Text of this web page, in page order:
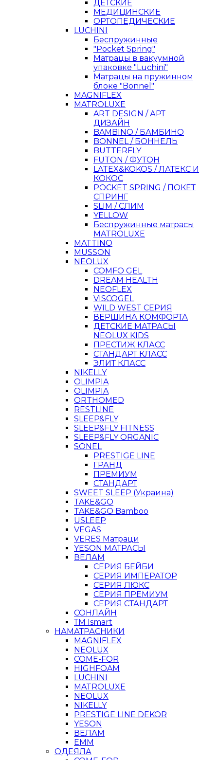
ДЕТСКИЕ
МЕДИЦИНСКИЕ
ОРТОПЕДИЧЕСКИЕ
LUCHINI
Беспружинные
"Pocket Spring"
Матрацы в вакуумной
упаковке "Luchini"
Матрацы на пружинном
блоке "Bonnel"
MAGNIFLEX
MATROLUXE
ART DESIGN / АРТ
ДИЗАЙН
BAMBINO / БАМБИНО
BONNEL / БОННЕЛЬ
BUTTERFLY
FUTON / ФУТОН
LATEX&KOKOS / ЛАТЕКС И
КОКОС
POCKET SPRING / ПОКЕТ
СПРИНГ
SLIM / СЛИМ
YELLOW
Беспружинные матрасы
MATROLUXE
MATTINO
MUSSON
NEOLUX
COMFO GEL
DREAM HEALTH
NEOFLEX
VISCOGEL
WILD WEST СЕРИЯ
ВЕРШИНА КОМФОРТА
ДЕТСКИЕ МАТРАСЫ
NEOLUX KIDS
ПРЕСТИЖ КЛАСС
СТАНДАРТ КЛАСС
ЭЛИТ КЛАСС
NIKELLY
OLIMPIA
OLIMPIA
ORTHOMED
RESTLINE
SLEEP&FLY
SLEEP&FLY FITNESS
SLEEP&FLY ORGANIC
SONEL
PRESTIGE LINE
ГРАНД
ПРЕМИУМ
СТАНДАРТ
SWEET SLEEP (Украина)
TAKE&GO
TAKE&GO Bamboo
USLEEP
VEGAS
VERES Матраци
YESON МАТРАСЫ
ВЕЛАМ
СЕРИЯ БЕЙБИ
СЕРИЯ ИМПЕРАТОР
СЕРИЯ ЛЮКС
СЕРИЯ ПРЕМИУМ
СЕРИЯ СТАНДАРТ
СОНЛАЙН
ТМ Ismart
НАМАТРАСНИКИ
MAGNIFLEX
NEOLUX
COME-FOR
HIGHFOAM
LUCHINI
MATROLUXE
NEOLUX
NIKELLY
PRESTIGE LINE DEKOR
YESON
ВЕЛАМ
ЕММ
ОДЕЯЛА